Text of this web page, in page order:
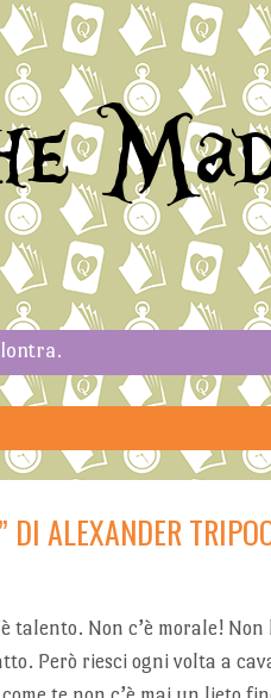
DI ALEXANDER
talento. Non c’è morale!
Però riesci ogni volta a